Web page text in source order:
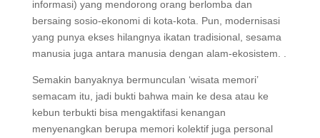
informasi) yang mendorong orang berlomba dan
bersaing sosio-ekonomi di kota-kota. Pun, modernisasi
yang punya ekses hilangnya ikatan tradisional, sesama
manusia juga antara manusia dengan alam-ekosistem. .
Semakin banyaknya bermunculan ‘wisata memori’
semacam itu, jadi bukti bahwa main ke desa atau ke
kebun terbukti bisa mengaktifasi kenangan
menyenangkan berupa memori kolektif juga personal